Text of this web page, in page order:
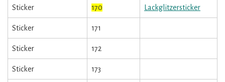
Sticker 170 Lackglitzersticker
Sticker 171
Sticker 172
Sticker 173